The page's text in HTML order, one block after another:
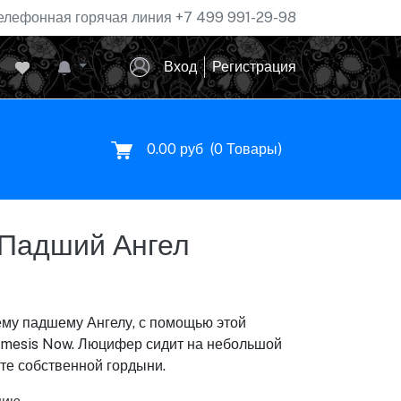
горячая линия +7 499 991-29-98
Вход Регистрация
0.00 руб (0 Товары)
Ангел
падшему Ангелу, с помощью этой
Now. Люцифер сидит на небольшой
собственной гордыни.